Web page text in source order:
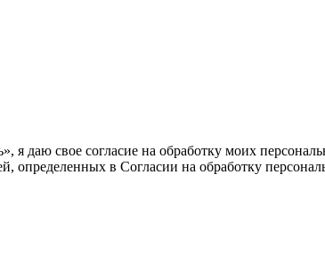
я даю свое согласие на обработку моих
определенных в Согласии на обработку